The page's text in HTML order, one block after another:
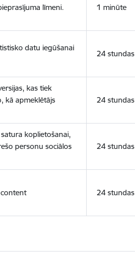
līmeni. 1 minūte
datu iegūšanai
24 stundas
kas tiek
kā apmeklētājs
24 stundas
koplietošanai,
personu sociālos
24 stundas
24 stundas